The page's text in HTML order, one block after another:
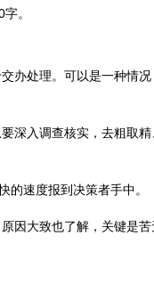
。
办处理。可以是一种情
深入调查核实，去粗取
的速度报到决策者手中。
因大致也了解，关键是苦